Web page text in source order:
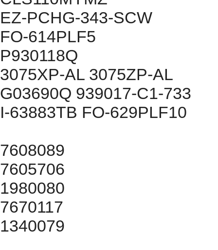
EZ-PCHG-343-SCW
FO-614PLF5
P930118Q
3075XP-AL 3075ZP-AL
G03690Q 939017-C1-733
I-63883TB FO-629PLF10
7608089
7605706
1980080
7670117
1340079